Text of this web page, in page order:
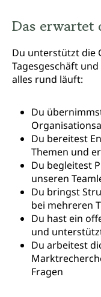
Das erwartet
Du unterstützt die
Tagesgeschäft
alles rund läuft:
Du
Du bereitest
Themen und
Du begleitest
unseren
Du bringst
bei mehreren
Du hast ein
und
Du arbeitest
Fragen